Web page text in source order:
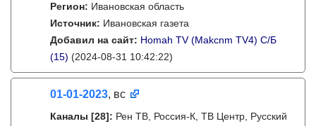
Регион: Ивановская область
Источник: Ивановская газета
Добавил на сайт: Homah TV (Makcnm TV4) C/Б
(15) (2024-08-31 10:42:22)
01-01-2023, вс
Каналы [28]: Рен ТВ, Россия-К, ТВ Центр, Русский